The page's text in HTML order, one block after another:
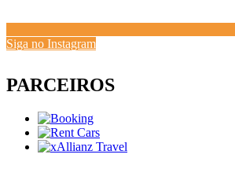
Siga no Instagram
PARCEIROS